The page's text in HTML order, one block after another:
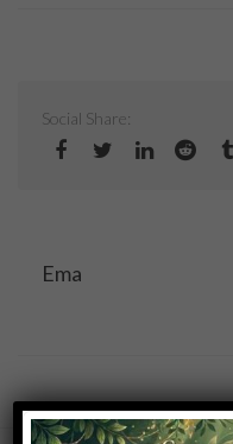
Cuplu
Sanatate
Coafor Virtual
Social Share:
Ema